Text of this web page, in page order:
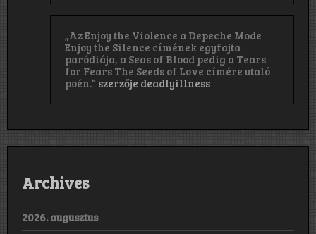
„Az Enjoy the Violence a Depeche Mode
Enjoy the Silence címének egyfajta
paródiája, a Seas of Blood pedig a Tears
for Fears The Seeds of Love címére utaló
poén.” szerzője deadlyillness
Archives
2026. augusztus